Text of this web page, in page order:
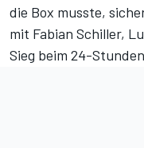
die Box musste,
mit Fabian Schiller,
Sieg beim 24-